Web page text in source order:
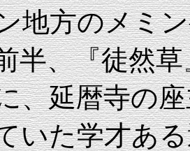
地方のメミ
、『徒然草
、延暦寺の
いた学才あ